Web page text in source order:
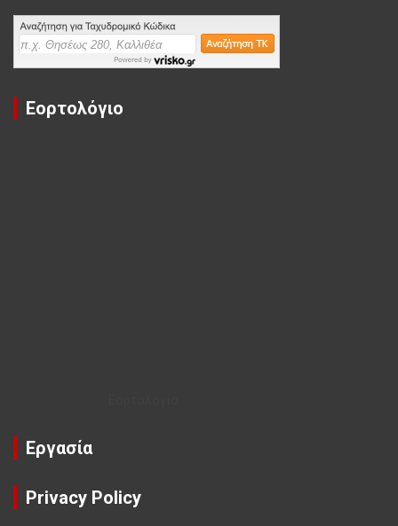
Εορτολόγιο
Εργασία
Privacy Policy